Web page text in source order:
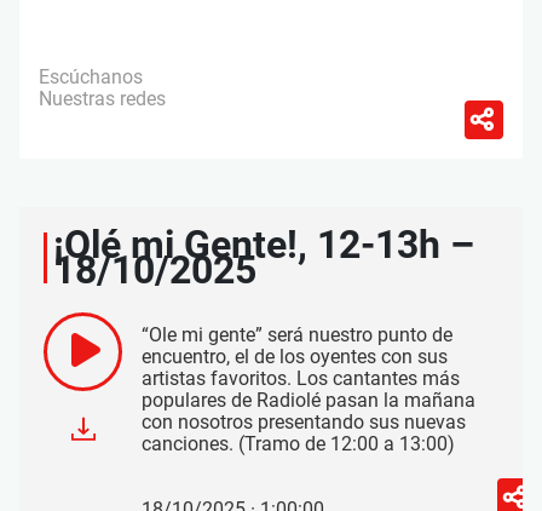
Escúchanos
Nuestras redes
¡Olé mi Gente!, 12-13h –
18/10/2025
“Ole mi gente” será nuestro punto de
encuentro, el de los oyentes con sus
artistas favoritos. Los cantantes más
populares de Radiolé pasan la mañana
con nosotros presentando sus nuevas
canciones. (Tramo de 12:00 a 13:00)